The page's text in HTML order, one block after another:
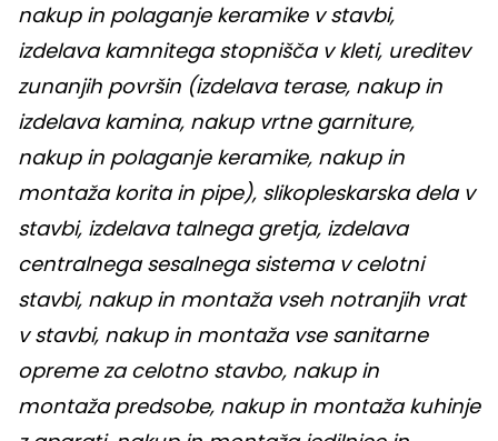
nakup in polaganje keramike v stavbi,
izdelava kamnitega stopnišča v kleti, ureditev
zunanjih površin (izdelava terase, nakup in
izdelava kamina, nakup vrtne garniture,
nakup in polaganje keramike, nakup in
montaža korita in pipe), slikopleskarska dela v
stavbi, izdelava talnega gretja, izdelava
centralnega sesalnega sistema v celotni
stavbi, nakup in montaža vseh notranjih vrat
v stavbi, nakup in montaža vse sanitarne
opreme za celotno stavbo, nakup in
montaža predsobe, nakup in montaža kuhinje